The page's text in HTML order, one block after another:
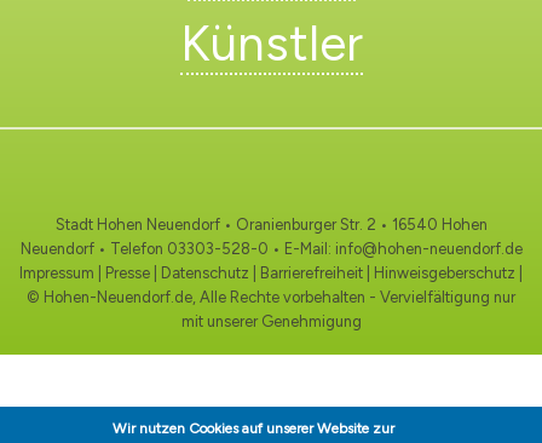
Künstler
Stadt Hohen Neuendorf • Oranienburger Str. 2 • 16540 Hohen
Neuendorf • Telefon 03303-528-0 • E-Mail: info@hohen-neuendorf.de
Impressum
Presse Datenschutz Barrierefreiheit Hinweisgeberschutz
© Hohen-Neuendorf.de, Alle Rechte vorbehalten - Vervielfältigung nur
mit unserer Genehmigung
Wir nutzen Cookies auf unserer Website zur